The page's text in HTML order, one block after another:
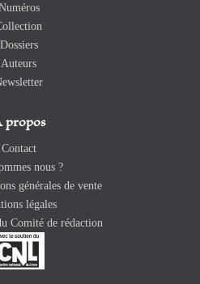
Dossiers
Auteurs
propos
Contact
nous ?
générales de vente
légales
Comité de rédaction